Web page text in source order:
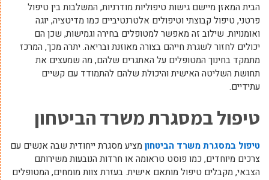
הבית המאזן מיישם גישות טיפוליות מודרניות, המשלבות בין טיפול
פרטני, טיפול קבוצתי וטיפולים אלטרנטיביים כמו מדיטציה, יוגה
ואומנויות. שילוב זה מאפשר למטופלים בחירה וגמישות, שכן הם
יכולים לחזור לשגרת חייהם בצורה מאוזנת ובריאה. יתרה מכך, המרכז
מתמקד בחינוך המטופלים על האתגרים שלהם, מה שמעצים את
תחושת השליטה האישית והיכולת שלהם להתמודד עם קשיים
עתידיים.
טיפול במסגרת משרד הביטחון
טיפול במסגרת משרד הביטחון מציע מסגרת ייחודית שבה אנשים עם
צרכים מיוחדים, כמו פוסט טראומה או חרדות הנובעות משירותם
הצבאי, מקבלים טיפול מותאם אישית. בעזרת צוות מומחים, המטופלים